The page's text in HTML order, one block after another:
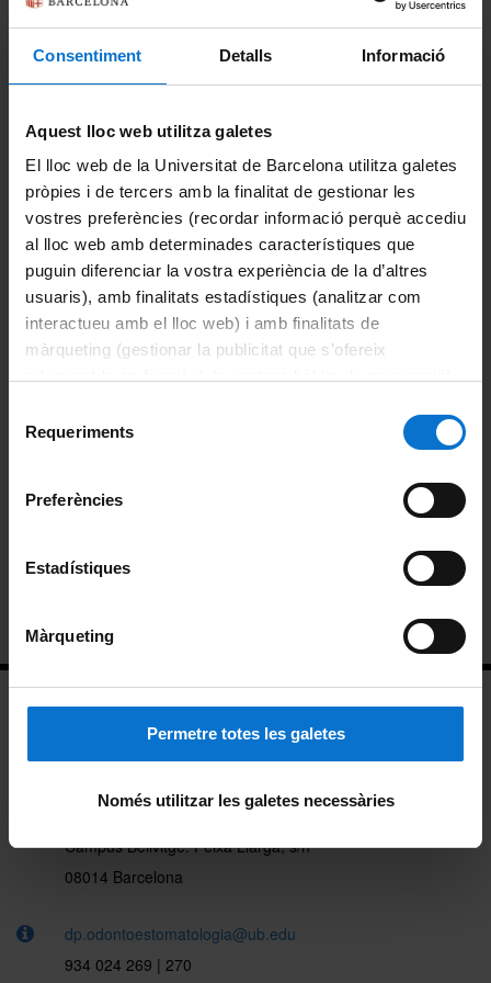
Consentiment Detalls Informació
Aquest lloc web utilitza galetes
El lloc web de la Universitat de Barcelona utilitza galetes
pròpies i de tercers amb la finalitat de gestionar les
vostres preferències (recordar informació perquè accediu
al lloc web amb determinades característiques que
puguin diferenciar la vostra experiència de la d’altres
usuaris), amb finalitats estadístiques (analitzar com
interactueu amb el lloc web) i amb finalitats de
màrqueting (gestionar la publicitat que s’ofereix
consultar laPolítica de galetes del lloc web de la
Requeriments
Preferències
Estadístiques
Màrqueting
Permetre totes les galetes
Només utilitzar les galetes necessàries
Organització
Reglament del departament
Cerca
Avís legal
Les dades d'aquest directori de la Universitat de Barcelona
només es poden utilitzar per a finalitats exclusivament
relacionades amb les funcions de la Universitat. Aquest
directori no és cap de les fonts d'accés públic regulades en
la Llei orgànica 15/1999, de 13 de desembre, de protecció
de dades de caràcter personal. En conseqüència, aquestes
dades no es poden ni reproduir, ni transmetre, ni registrar
per cap sistema de recuperació d'informació, ni totalment ni
parcialment, sense el consentiment de les persones
interessades.
Facultat de Medicina i Ciències de la Salut
Campus Bellvitge: Feixa Llarga, s/n
08014 Barcelona
dp.odontoestomatologia@ub.edu
934 024 269 | 270